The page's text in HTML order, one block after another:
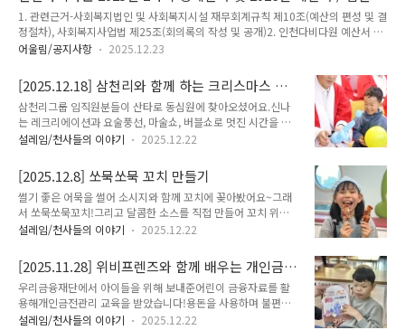
선물 받으실 곳을 입력해주세요!https://naver.me/GKbejbl8
2025세담아이 전시회 댓글이벤트 당첨자네이버 폼 설문에 바로
참여해 보세요.form.naver.com 전시회에 함께해주신 모든 분
사회의록 공개
1. 관련근거-사회복지법인 및 사회복지시설 재무회계규칙 제10조(예산의 편성 및 결
정절차), 사회복지사업법 제25조(회의록의 작성 및 공개)2. 인천다비다원 예산서 및
법인이사회의록을 붙임과 같이 공고합니다.
어울림/공지사항 2025.12.23
[2025.12.18] 삼천리와 함께 하는 크리스마스 파
티
삼천리그룹 임직원분들이 산타로 동심원에 찾아오셨어요.신나
는 레크리에이션과 요술풍선, 마술쇼, 버블쇼로 멋진 시간을 선
물해주셨답니다.산타와 함께 하는 아이들의 얼굴에도 미소가 가
설레임/천사들의 이야기 2025.12.22
[2025.12.8] 쏘묵쏘묵 꼬치 만들기
썰기 좋은 어묵을 썰어 소시지와 함께 꼬치에 꽂아봤어요~그래
서 쏘묵쏘묵꼬치!그리고 달콤한 소스를 직접 만들어 꼬치 위에
꼼꼼하게 발라줬어요 :)
설레임/천사들의 이야기 2025.12.22
[2025.11.28] 위비프렌즈와 함께 배우는 개인금
전관리 교육
우리금융재단에서 아이들을 위해 보내준어린이 금융자료를 활
용해개인금전관리 교육을 받았습니다!용돈을 사용하며 불편한
점은 없는지 알아보고 화폐 개념에 대해 공부하며시크릿 매직 저
설레임/천사들의 이야기 2025.12.22